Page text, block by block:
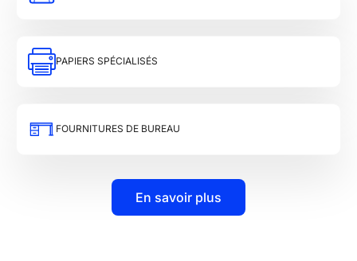
PAPIERS SPÉCIALISÉS
FOURNITURES DE BUREAU
En savoir plus